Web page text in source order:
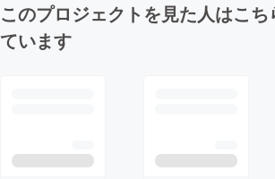
このプロジェクトを見た人はこ
ています